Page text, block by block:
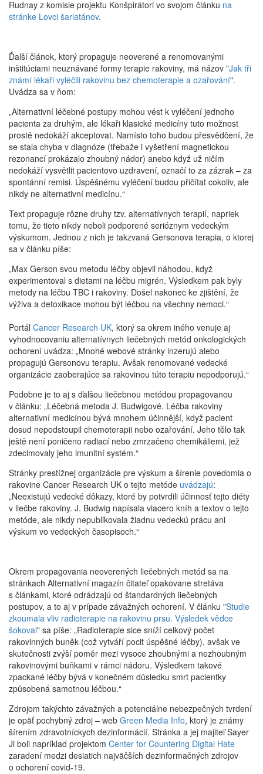
Rudnay z komisie projektu Konšpirátori vo svojom článku na
stránke Lovci šarlatánov.
Ďalší článok, ktorý propaguje neoverené a renomovanými
inštitúciami neuznávané formy terapie rakoviny, má názov "Jak tři
známí lékaři vyléčili rakovinu bez chemoterapie a ozařování".
Uvádza sa v ňom:
„Alternativní léčebné postupy mohou vést k vyléčení jednoho
pacienta za druhým, ale lékaři klasické medicíny tuto možnost
prostě nedokáží akceptovat. Namísto toho budou přesvědčení, že
se stala chyba v diagnóze (třebaže i vyšetření magnetickou
rezonancí prokázalo zhoubný nádor) anebo když už ničím
nedokáží vysvětlit pacientovo uzdravení, označí to za zázrak – za
spontánní remisi. Úspěšnému vyléčení budou přičítat cokoliv, ale
nikdy ne alternativní medicínu.“
Text propaguje rôzne druhy tzv. alternatívnych terapií, napriek
tomu, že tieto nikdy neboli podporené serióznym vedeckým
výskumom. Jednou z nich je takzvaná Gersonova terapia, o ktorej
sa v článku píše:
„Max Gerson svou metodu léčby objevil náhodou, když
experimentoval s dietami na léčbu migrén. Výsledkem pak byly
metody na léčbu TBC i rakoviny. Došel nakonec ke zjištění, že
výživa a detoxikace mohou být léčbou na všechny nemoci.“
Portál Cancer Research UK, ktorý sa okrem iného venuje aj
vyhodnocovaniu alternatívnych liečebných metód onkologických
ochorení uvádza: „Mnohé webové stránky inzerujú alebo
propagujú Gersonovu terapiu. Avšak renomované vedecké
organizácie zaoberajúce sa rakovinou túto terapiu nepodporujú.“
Podobne je to aj s ďalšou liečebnou metódou propagovanou
v článku: „Léčebná metoda J. Budwigové. Léčba rakoviny
alternativní medicínou bývá mnohem účinnější, když pacient
dosud nepodstoupil chemoterapii nebo ozařování. Jeho tělo tak
ještě není poničeno radiací nebo zmrzačeno chemikáliemi, jež
zdecimovaly jeho imunitní systém.“
Stránky prestížnej organizácie pre výskum a šírenie povedomia o
rakovine Cancer Research UK o tejto metóde uvádzajú:
„Neexistujú vedecké dôkazy, ktoré by potvrdili účinnosť tejto diéty
v liečbe rakoviny. J. Budwig napísala viacero kníh a textov o tejto
metóde, ale nikdy nepublikovala žiadnu vedeckú prácu ani
výskum vo vedeckých časopisoch.“
Okrem propagovania neoverených liečebných metód sa na
stránkach Alternativní magazín čitateľ opakovane stretáva
s článkami, ktoré odrádzajú od štandardných liečebných
postupov, a to aj v prípade závažných ochorení. V článku "Studie
zkoumala vliv radioterapie na rakovinu prsu. Výsledek vědce
šokoval" sa píše: „Radioterapie sice sníží celkový počet
rakovinných buněk (což vytváří pocit úspěšné léčby), avšak ve
skutečnosti zvýší poměr mezi vysoce zhoubnými a nezhoubným
rakovinovými buňkami v rámci nádoru. Výsledkem takové
zpackané léčby bývá v konečném důsledku smrt pacientky
způsobená samotnou léčbou.“
Zdrojom takýchto závažných a potenciálne nebezpečných tvrdení
je opäť pochybný zdroj – web Green Media Info, ktorý je známy
šírením zdravotníckych dezinformácií. Stránka a jej majiteľ Sayer
Ji boli napríklad projektom Center for Countering Digital Hate
zaradení medzi desiatich najväčších dezinformačných zdrojov
o ochorení covid-19.